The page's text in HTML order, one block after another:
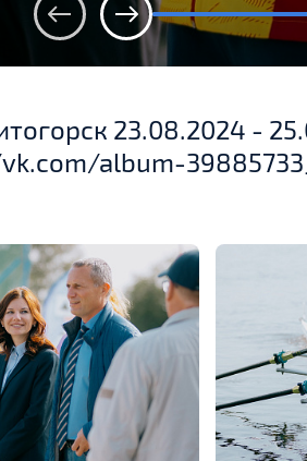
23.08.2024 -
album-